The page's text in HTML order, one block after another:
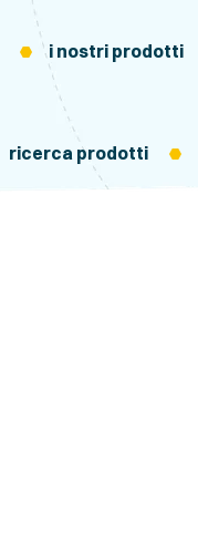
i nostri prodotti
ricerca prodotti